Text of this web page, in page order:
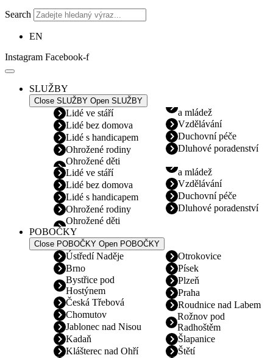
Search
EN
Instagram Facebook-f
SLUŽBY
Close SLUŽBY Open SLUŽBY
Lidé ve stáří
Lidé bez domova
Lidé s handicapem
Ohrožené rodiny
Ohrožené děti
a mládež
Vzdělávání
Duchovní péče
Dluhové poradenství
Lidé ve stáří
Lidé bez domova
Lidé s handicapem
Ohrožené rodiny
Ohrožené děti
a mládež
Vzdělávání
Duchovní péče
Dluhové poradenství
POBOČKY
Close POBOČKY Open POBOČKY
Ústředí Naděje
Brno
Bystřice pod
Hostýnem
Česká Třebová
Chomutov
Jablonec nad Nisou
Kadaň
Klášterec nad Ohří
Otrokovice
Písek
Plzeň
Praha
Roudnice nad Labem
Rožnov pod
Radhoštěm
Šlapanice
Štětí